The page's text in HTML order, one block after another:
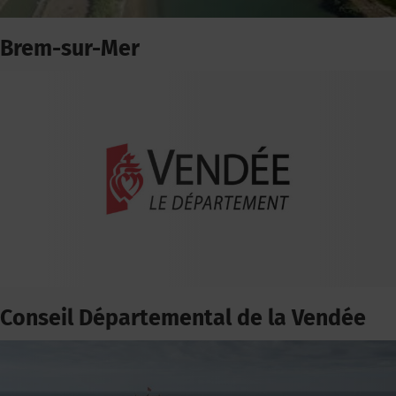
Brem-sur-Mer
Conseil Départemental de la Vendée